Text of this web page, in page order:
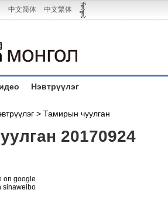
中文简体 中文繁体
Нэвтрүүлэг
> Тамирын чуулган
20170924
on google
sinaweibo